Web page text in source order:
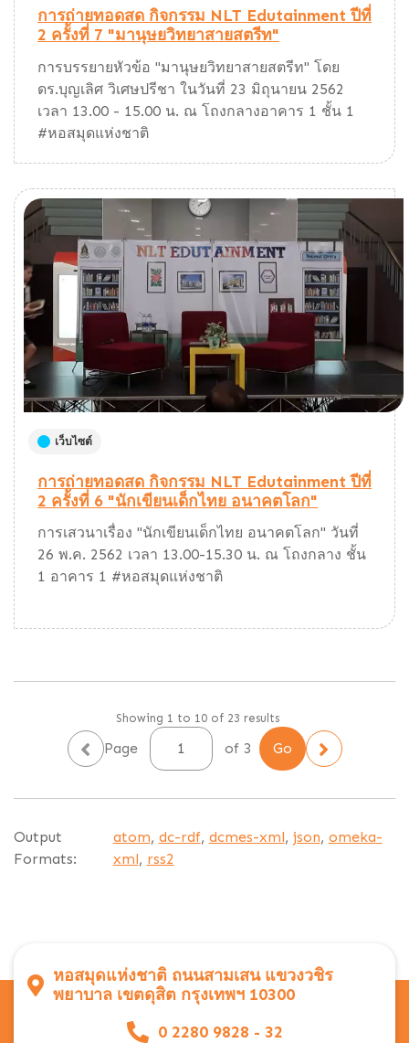
การถ่ายทอดสด กิจกรรม NLT Edutainment ปีที่
2 ครั้งที่ 7 "มานุษยวิทยาสายสตรีท"
การบรรยายหัวข้อ "มานุษยวิทยาสายสตรีท" โดย
ดร.บุญเลิศ วิเศษปรีชา ในวันที่ 23 มิถุนายน 2562
เวลา 13.00 - 15.00 น. ณ โถงกลางอาคาร 1 ชั้น 1
#หอสมุดแห่งชาติ
เว็บไซต์
การถ่ายทอดสด กิจกรรม NLT Edutainment ปีที่
2 ครั้งที่ 6 "นักเขียนเด็กไทย อนาคตโลก"
การเสวนาเรื่อง "นักเขียนเด็กไทย อนาคตโลก" วันที่
26 พ.ค. 2562 เวลา 13.00-15.30 น. ณ โถงกลาง ชั้น
1 อาคาร 1 #หอสมุดแห่งชาติ
Showing 1 to 10 of 23 results
Page of 3
Output
Formats:
atom, dc-rdf, dcmes-xml, json, omeka-
xml, rss2
หอสมุดแห่งชาติ ถนนสามเสน แขวงวชิร
พยาบาล เขตดุสิต กรุงเทพฯ 10300
0 2280 9828 - 32